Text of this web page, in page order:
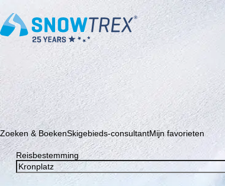
Schrijf je in voor onze nieuwsbrief en wees als
Zoeken & BoekenSkigebieds-consultantMijn favorieten
Reisbestemming